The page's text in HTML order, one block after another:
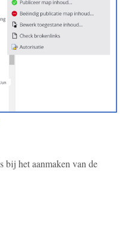
bij het aanmaken van de